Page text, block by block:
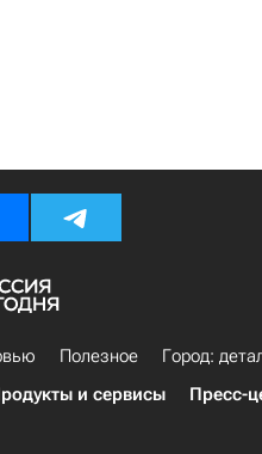
Полезное
Город:
и сервисы Пресс-